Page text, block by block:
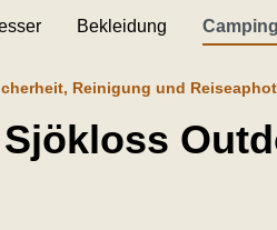
Bekleidung
Reinigung und